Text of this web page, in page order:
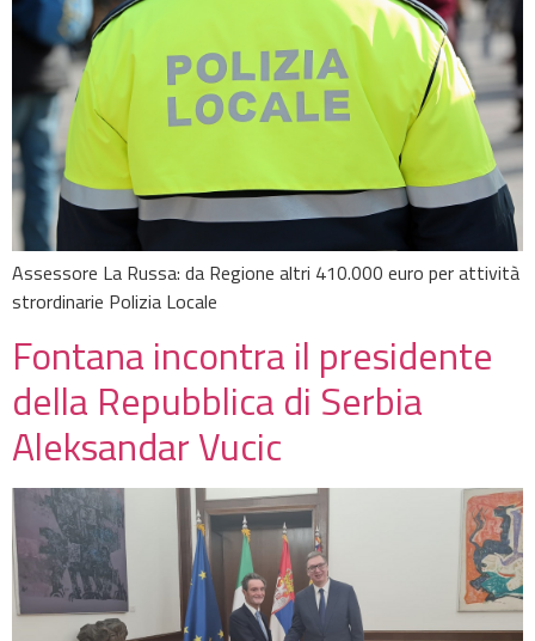
Assessore La Russa: da Regione altri 410.000 euro per attività
strordinarie Polizia Locale
Fontana incontra il presidente
della Repubblica di Serbia
Aleksandar Vucic